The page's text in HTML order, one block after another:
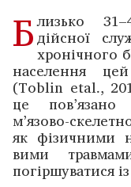
Близько
дійсної
хронічного
населення
(Toblin etal.,
це
м’язово-­
як фізичними
вими
погіршуватися